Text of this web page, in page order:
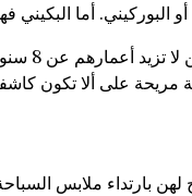
البوركيني. أما البكيني
الذين
مريحة على ألا تكون
لهن بارتداء ملابس